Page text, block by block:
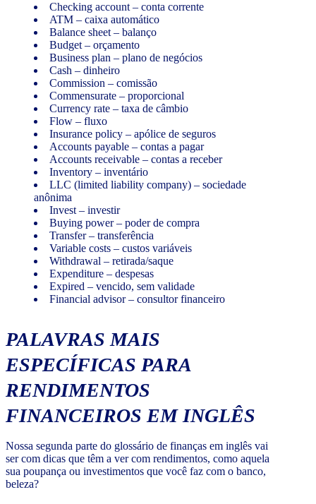
Checking account – conta corrente
ATM – caixa automático
Balance sheet – balanço
Budget – orçamento
Business plan – plano de negócios
Cash – dinheiro
Commission – comissão
Commensurate – proporcional
Currency rate – taxa de câmbio
Flow – fluxo
Insurance policy – apólice de seguros
Accounts payable – contas a pagar
Accounts receivable – contas a receber
Inventory – inventário
LLC (limited liability company) – sociedade
anônima
Invest – investir
Buying power – poder de compra
Transfer – transferência
Variable costs – custos variáveis
Withdrawal – retirada/saque
Expenditure – despesas
Expired – vencido, sem validade
Financial advisor – consultor financeiro
PALAVRAS MAIS
ESPECÍFICAS PARA
RENDIMENTOS
FINANCEIROS EM INGLÊS
Nossa segunda parte do glossário de finanças em inglês vai
ser com dicas que têm a ver com rendimentos, como aquela
sua poupança ou investimentos que você faz com o banco,
beleza?